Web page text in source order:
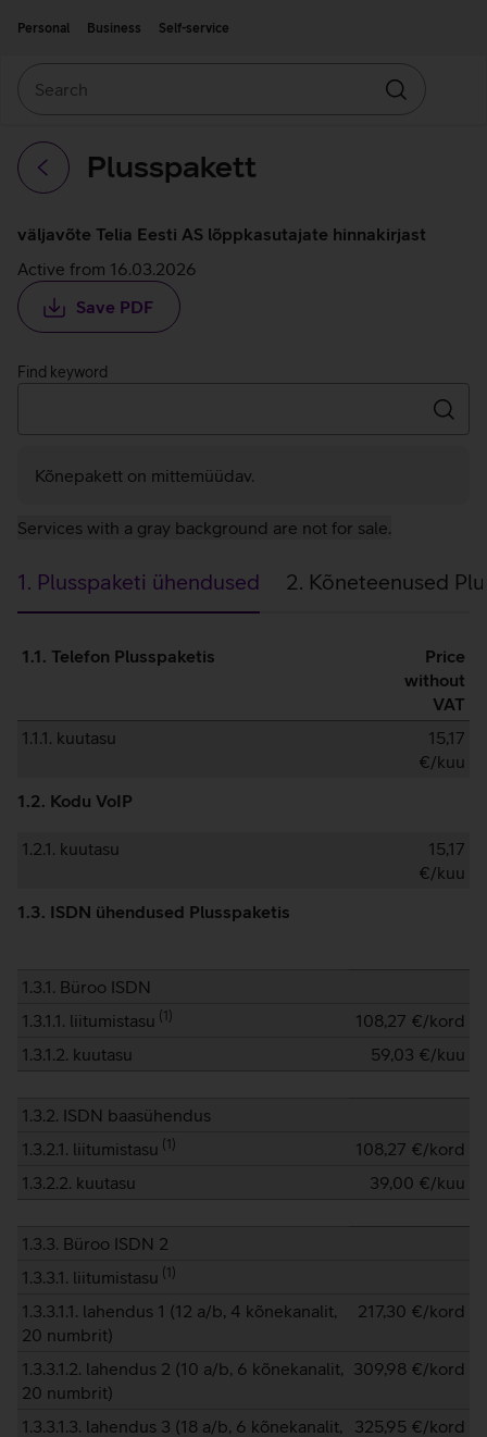
Personal
Business Self-service
Search
Back Plusspakett
väljavõte Telia Eesti AS lõppkasutajate hinnakirjast
Active from 16.03.2026
Save PDF
Find keyword
Kõnepakett on mittemüüdav.
Services with a gray background are not for sale.
1. Plusspaketi ühendused 2. Kõneteenused
1.
ühendused
1.1. Telefon Plusspaketis
Price
without
VAT
1.1.1. kuutasu
15,17
€/kuu
1.2. Kodu VoIP
1.2.1. kuutasu
15,17
€/kuu
1.3. ISDN ühendused Plusspaketis
1.3.1. Büroo ISDN
1.3.1.1. liitumistasu (1 ) 108,27 €/kord
1.3.1.2. kuutasu
59,03 €/kuu
1.3.2. ISDN baasühendus
1.3.2.1. liitumistasu (1 ) 108,27 €/kord
1.3.2.2. kuutasu
39,00 €/kuu
1.3.3. Büroo ISDN 2
1.3.3.1. liitumistasu (1 )
1.3.3.1.1. lahendus 1 (12 a/b, 4 kõnekanalit,
20 numbrit)
217,30 €/kord
1.3.3.1.2. lahendus 2 (10 a/b, 6 kõnekanalit,
20 numbrit)
309,98 €/kord
1.3.3.1.3. lahendus 3 (18 a/b, 6 kõnekanalit,
325,95 €/kord